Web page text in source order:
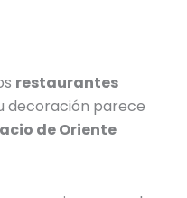
restaurantes
decoración parece
de Oriente